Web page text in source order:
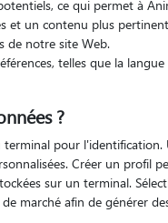
ce qui permet à
et un contenu plus
de notre site Web.
telles que la
?
pour
Créer un
sur un terminal.
marché afin de générer